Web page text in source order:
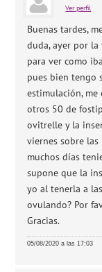
Ver perfil
Buenas tardes,
duda, ayer por
para ver como
pues bien tengo
estimulación,
otros 50 de
ovitrelle y la
viernes sobre
muchos días
supone que la
yo al tenerla a
ovulando? Por
Gracias.
05/08/2020 a las 17:03